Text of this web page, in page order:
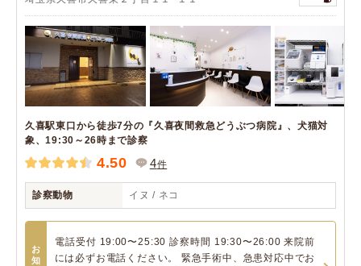
久喜駅東口から徒歩7分の『久喜夜間救急どうぶつ病院』、犬猫対
象、19:30～26時まで診察
4.50 4件
診察動物 イヌ / ネコ
お
知
電話受付 19:00〜25:30 診察時間 19:30〜26:00 来院前
には必ずお電話ください。 緊急手術中、急患対応中でお